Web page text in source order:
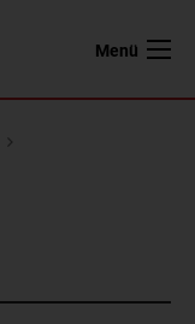
Menü